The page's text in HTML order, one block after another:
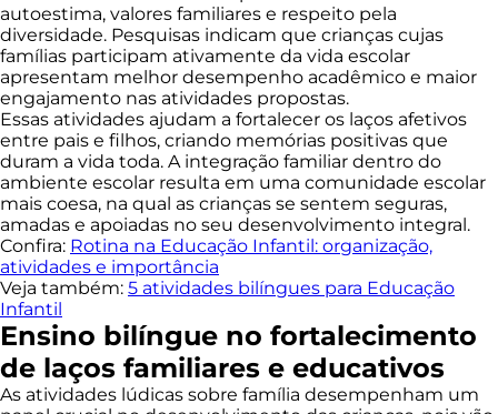
autoestima, valores familiares e respeito pela
diversidade. Pesquisas indicam que crianças cujas
famílias participam ativamente da vida escolar
apresentam melhor desempenho acadêmico e maior
engajamento nas atividades propostas.
Essas atividades ajudam a fortalecer os laços afetivos
entre pais e filhos, criando memórias positivas que
duram a vida toda. A integração familiar dentro do
ambiente escolar resulta em uma comunidade escolar
mais coesa, na qual as crianças se sentem seguras,
amadas e apoiadas no seu desenvolvimento integral.
Confira: Rotina na Educação Infantil: organização,
atividades e importância
Veja também: 5 atividades bilíngues para Educação
Infantil
Ensino bilíngue no fortalecimento
de laços familiares e educativos
As atividades lúdicas sobre família desempenham um